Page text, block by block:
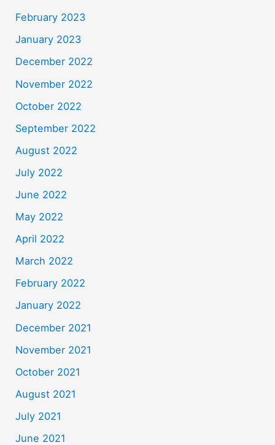
February 2023
January 2023
December 2022
November 2022
October 2022
September 2022
August 2022
July 2022
June 2022
May 2022
April 2022
March 2022
February 2022
January 2022
December 2021
November 2021
October 2021
August 2021
July 2021
June 2021